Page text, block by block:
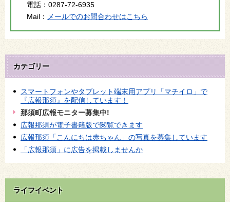
電話： 0287-72-6935
Mail：
メールでのお問合わせはこちら
カテゴリー
スマートフォンやタブレット端末用アプリ「マチイロ」で
『広報那須』を配信しています！
那須町広報モニター募集中!
広報那須が電子書籍版で閲覧できます
広報那須「こんにちは赤ちゃん」の写真を募集しています
「広報那須」に広告を掲載しませんか
ライフイベント